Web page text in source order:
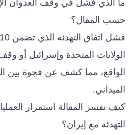
ما الذي فشل في وقف العدوان
حسب المقال؟
الولايات المتحدة وإسرائيل أو
الواقع، مما كشف عن فجوة بين
الميداني.
كيف تفسر المقالة استمرار
التهدئة مع إيران؟